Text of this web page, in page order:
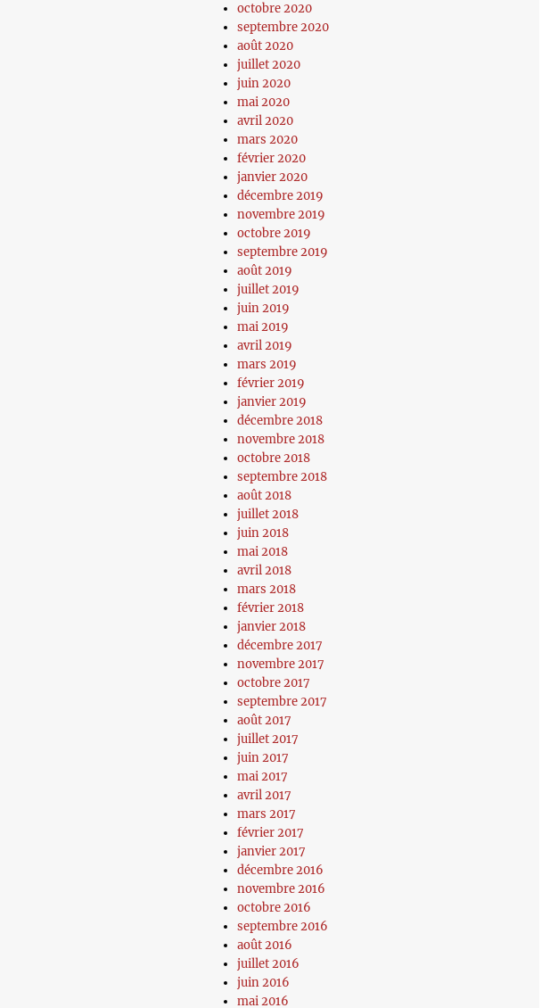
octobre 2020
septembre 2020
août 2020
juillet 2020
juin 2020
mai 2020
avril 2020
mars 2020
février 2020
janvier 2020
décembre 2019
novembre 2019
octobre 2019
septembre 2019
août 2019
juillet 2019
juin 2019
mai 2019
avril 2019
mars 2019
février 2019
janvier 2019
décembre 2018
novembre 2018
octobre 2018
septembre 2018
août 2018
juillet 2018
juin 2018
mai 2018
avril 2018
mars 2018
février 2018
janvier 2018
décembre 2017
novembre 2017
octobre 2017
septembre 2017
août 2017
juillet 2017
juin 2017
mai 2017
avril 2017
mars 2017
février 2017
janvier 2017
décembre 2016
novembre 2016
octobre 2016
septembre 2016
août 2016
juillet 2016
juin 2016
mai 2016